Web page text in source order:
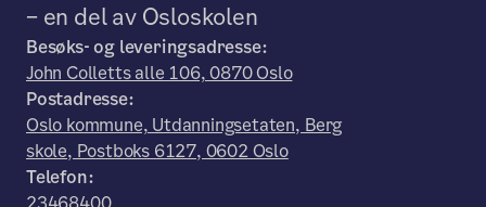
– en del av Osloskolen
Besøks- og leveringsadresse:
John Colletts alle 106, 0870 Oslo
Postadresse:
Oslo kommune, Utdanningsetaten, Berg
skole, Postboks 6127, 0602 Oslo
Telefon: